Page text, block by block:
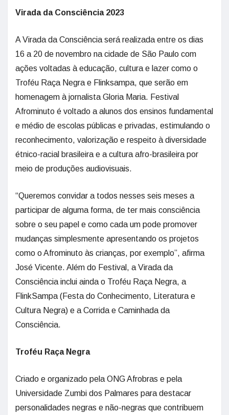
Virada da Consciência 2023
A Virada da Consciência será realizada entre os dias
16 a 20 de novembro na cidade de São Paulo com
ações voltadas à educação, cultura e lazer como o
Troféu Raça Negra e Flinksampa, que serão em
homenagem à jornalista Gloria Maria. Festival
Afrominuto é voltado a alunos dos ensinos fundamental
e médio de escolas públicas e privadas, estimulando o
reconhecimento, valorização e respeito à diversidade
étnico-racial brasileira e a cultura afro-brasileira por
meio de produções audiovisuais.
“Queremos convidar a todos nesses seis meses a
participar de alguma forma, de ter mais consciência
sobre o seu papel e como cada um pode promover
mudanças simplesmente apresentando os projetos
como o Afrominuto às crianças, por exemplo”, afirma
José Vicente. Além do Festival, a Virada da
Consciência inclui ainda o Troféu Raça Negra, a
FlinkSampa (Festa do Conhecimento, Literatura e
Cultura Negra) e a Corrida e Caminhada da
Consciência.
Troféu Raça Negra
Criado e organizado pela ONG Afrobras e pela
Universidade Zumbi dos Palmares para destacar
personalidades negras e não-negras que contribuem